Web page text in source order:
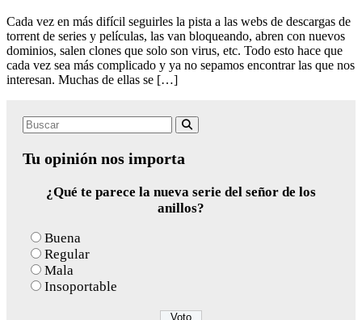
Cada vez en más difícil seguirles la pista a las webs de descargas de
torrent de series y películas, las van bloqueando, abren con nuevos
dominios, salen clones que solo son virus, etc. Todo esto hace que
cada vez sea más complicado y ya no sepamos encontrar las que nos
interesan. Muchas de ellas se […]
Search
Tu opinión nos importa
¿Qué te parece la nueva serie del señor de los
anillos?
Buena
Regular
Mala
Insoportable